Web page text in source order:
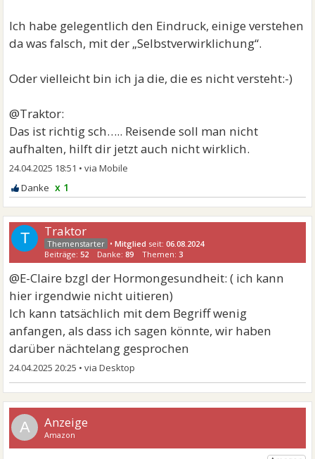
Ich habe gelegentlich den Eindruck, einige verstehen
da was falsch, mit der „Selbstverwirklichung“.
Oder vielleicht bin ich ja die, die es nicht versteht:-)
@Traktor:
Das ist richtig sch….. Reisende soll man nicht
aufhalten, hilft dir jetzt auch nicht wirklich.
24.04.2025 18:51 •
x 1
T Traktor
•Mitglied seit:06.08.2024
Beiträge:52 Danke:89 Themen:3
@E-Claire bzgl der Hormongesundheit: ( ich kann
hier irgendwie nicht uitieren)
Ich kann tatsächlich mit dem Begriff wenig
anfangen, als dass ich sagen könnte, wir haben
darüber nächtelang gesprochen
24.04.2025 20:25 •
A